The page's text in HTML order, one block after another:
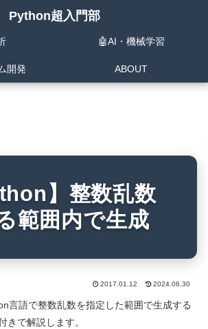
Python超入門部
🤖AI・機械学習
開発 ABOUT
】整数乱数
範囲内で生成
2017.01.12 2024.06.30
言語で整数乱数を指定した範囲で生成する
きで解説します。